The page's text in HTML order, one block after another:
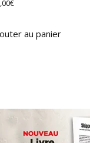
€
au panier